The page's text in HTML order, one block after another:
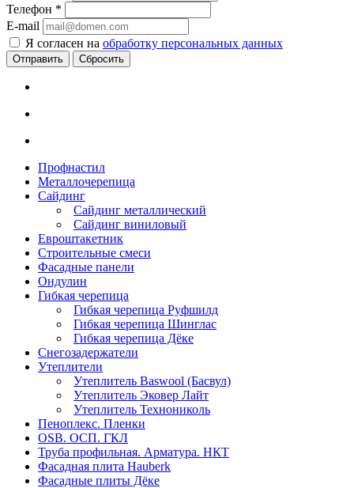
Телефон *
E-mail
Я согласен на обработку персональных данных
Сбросить
Профнастил
Металлочерепица
Сайдинг
Сайдинг металлический
Сайдинг виниловый
Евроштакетник
Строительные смеси
Фасадные панели
Ондулин
Гибкая черепица
Гибкая черепица Руфшилд
Гибкая черепица Шинглас
Гибкая черепица Дёке
Снегозадержатели
Утеплители
Утеплитель Baswool (Басвул)
Утеплитель Эковер Лайт
Утеплитель Технониколь
Пеноплекс. Пленки
OSB. ОСП. ГКЛ
Труба профильная. Арматура. НКТ
Фасадная плита Hauberk
Фасадные плиты Дёке